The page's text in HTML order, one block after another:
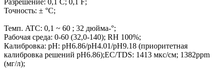
Точность: ± °C;
Темп. ATC: 0,1 ~ 60 ; 32 дюйма-°;
Рабочая среда: 0-60 (32,0-140); RH 100%;
Калибровка: pH: pH6.86/pH4.01/pH9.18 (приоритетная
калибровка решений pH6.86);EC/TDS: 1413 мкс/см; 1382ppm
(мг/л);